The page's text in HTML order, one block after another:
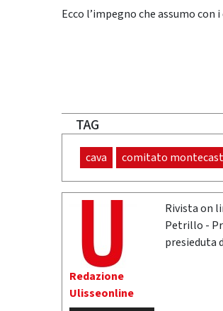
Ecco l’impegno che assumo con i
TAG
cava comitato
Redazione
Ulisseonline
Rivista on
Petrillo -
presieduta